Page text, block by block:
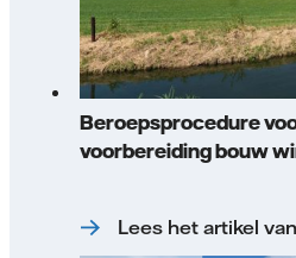
Beroepsprocedure
voorbereiding bouw
Lees het artikel